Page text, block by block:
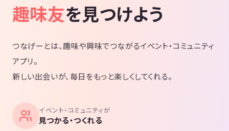
趣味友を見つけよう
つなげーとは、趣味や興味でつながるイベント・コミュニティ
アプリ。
新しい出会いが、毎日をもっと楽しくしてくれる。
イベント・コミュニティが
見つかる・つくれる